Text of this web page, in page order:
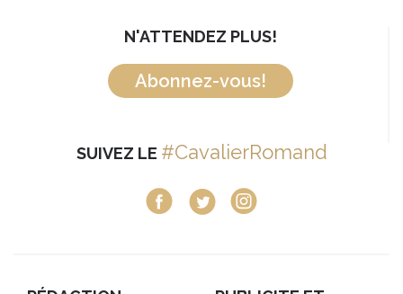
N'ATTENDEZ PLUS!
Abonnez-vous!
SUIVEZ LE #CavalierRomand